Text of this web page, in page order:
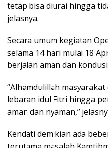
tetap bisa diurai hingga
jelasnya.
Secara umum kegiatan
selama 14 hari mulai 18
berjalan aman dan
“Alhamdulillah
lebaran idul Fitri hingga
aman dan nyaman,”
Kendati demikian ada